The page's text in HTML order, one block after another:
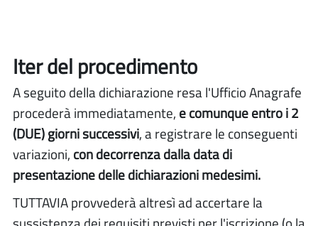
Iter del procedimento
A seguito della dichiarazione resa l'Ufficio Anagrafe
procederà immediatamente, e comunque entro i 2
(DUE) giorni successivi, a registrare le conseguenti
variazioni, con decorrenza dalla data di
presentazione delle dichiarazioni medesimi.
TUTTAVIA provvederà altresì ad accertare la